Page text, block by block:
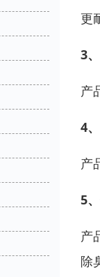
更
3
产
4
产
5
产
除